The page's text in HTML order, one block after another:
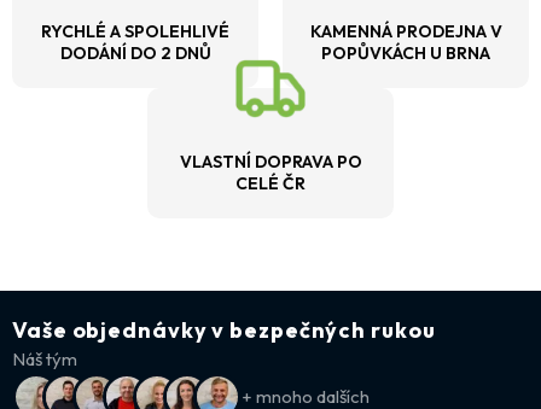
RYCHLÉ A SPOLEHLIVÉ
DODÁNÍ DO 2 DNŮ
KAMENNÁ PRODEJNA V
POPŮVKÁCH U BRNA
VLASTNÍ DOPRAVA PO
CELÉ ČR
Vaše objednávky v bezpečných rukou
Náš tým
+ mnoho dalších